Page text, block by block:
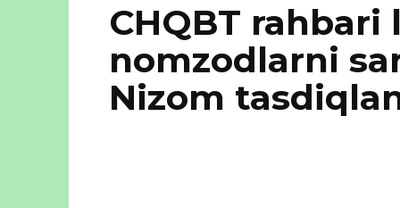
CHQBT rahbari
nomzodlarni
Nizom